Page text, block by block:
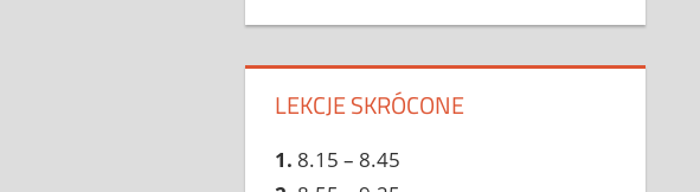
LEKCJE SKRÓCONE
1. 8.15 – 8.45